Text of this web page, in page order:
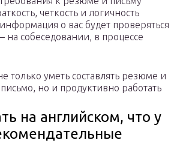
четкость и логичность
о вас будет проверяться
собеседовании, в процессе
только уметь составлять резюме и
но и продуктивно работать
на английском, что у